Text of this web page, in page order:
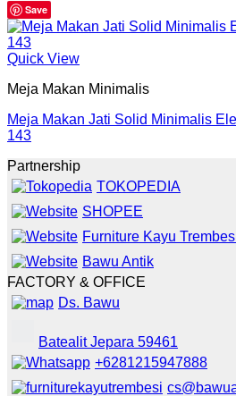
Save
Quick View
Meja Makan Minimalis
Meja Makan Jati Solid Minimalis
143
Partnership
TOKOPEDIA
SHOPEE
Furniture Kayu
Bawu Antik
FACTORY & OFFICE
Ds. Bawu
Batealit Jepara 59461
+6281215947888